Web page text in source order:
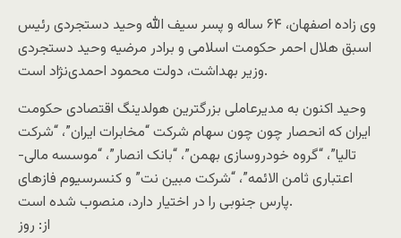
وی زاده اصفهان، ۶۴ ساله و پسر سیف الله وحید دستجردی رئیس
اسبق هلال احمر حکومت اسلامی و برادر مرضیه وحید دستجردی
وزیر بهداشت، دولت محمود احمدی‌نژاد است.
وحید اکنون به مدیرعاملی بزرگترین هولدینگ اقتصادی حکومت
ایران که انحصار چون چون سهام شرکت “مخابرات ایران”، “شرکت
تالیا”، “گروه خودروسازی بهمن”، “بانک انصار”، “موسسه مالی-
اعتباری ثامن الائمه”، “شرکت مبین نت” و کنسرسیوم فازهای
پارس جنوبی را در اختیار دارد، منصوب شده است.
از: روز